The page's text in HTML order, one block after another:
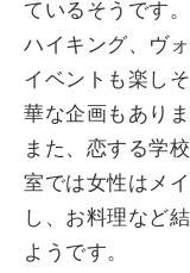
ているそうです。
ハイキング、ヴ
イベントも楽し
華な企画もありま
また、恋する学
室では女性はメ
し、お料理など
ようです。